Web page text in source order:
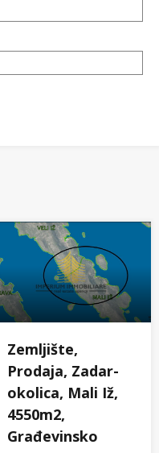
Zemljište,
Prodaja, Zadar-
okolica, Mali Iž,
4550m2,
Građevinsko